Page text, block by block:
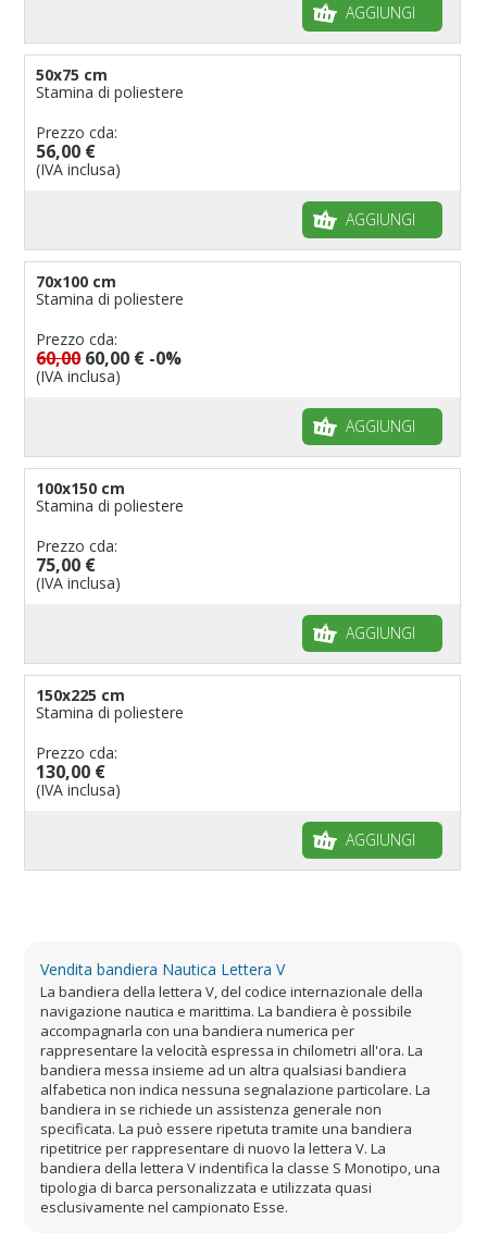
AGGIUNGI
50x75 cm
Stamina di poliestere
Prezzo cda:
56,00 €
(IVA inclusa)
AGGIUNGI
70x100 cm
Stamina di poliestere
Prezzo cda:
60,00 60,00 € -0%
(IVA inclusa)
AGGIUNGI
100x150 cm
Stamina di poliestere
Prezzo cda:
75,00 €
(IVA inclusa)
AGGIUNGI
150x225 cm
Stamina di poliestere
Prezzo cda:
130,00 €
(IVA inclusa)
AGGIUNGI
Vendita bandiera Nautica Lettera V
La bandiera della lettera V, del codice internazionale della
navigazione nautica e marittima. La bandiera è possibile
accompagnarla con una bandiera numerica per
rappresentare la velocità espressa in chilometri all'ora. La
bandiera messa insieme ad un altra qualsiasi bandiera
alfabetica non indica nessuna segnalazione particolare. La
bandiera in se richiede un assistenza generale non
specificata. La può essere ripetuta tramite una bandiera
ripetitrice per rappresentare di nuovo la lettera V. La
bandiera della lettera V indentifica la classe S Monotipo, una
tipologia di barca personalizzata e utilizzata quasi
esclusivamente nel campionato Esse.